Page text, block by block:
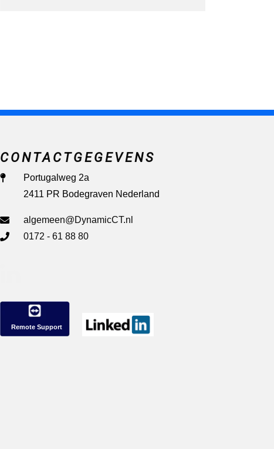
CONTACTGEGEVENS
Portugalweg 2a
2411 PR Bodegraven Nederland
algemeen@DynamicCT.nl
0172 - 61 88 80
Remote Support